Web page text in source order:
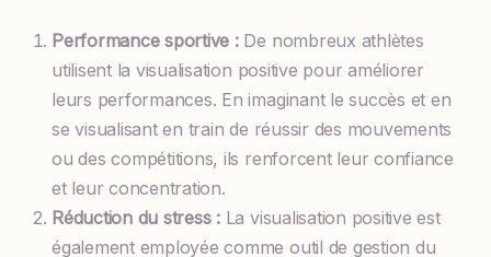
Performance sportive :De nombreux athlètes
utilisent la visualisation positive pour améliorer
leurs performances. En imaginant le succès et en
se visualisant en train de réussir des mouvements
ou des compétitions, ils renforcent leur confiance
et leur concentration.
Réduction du stress :La visualisation positive est
également employée comme outil de gestion du